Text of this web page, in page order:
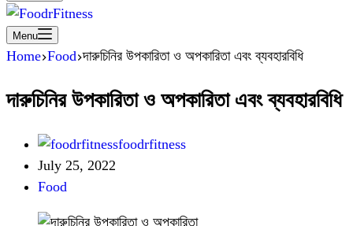
Menu
Home Food দারুচিনির উপকারিতা ও অপকারিতা এবং ব্যবহারবিধি
দারুচিনির উপকারিতা ও অপকারিতা এবং ব্যবহারবিধি
foodrfitness
July 25, 2022
Food